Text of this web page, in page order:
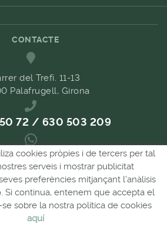
CONTACTE
del Trefí. 11-13
Palafrugell, Girona
72 / 630 503 209
657 489
cookies pròpies i de tercers per tal
serveis i mostrar publicitat
preferències mitjançant l'anàlisis
Si continua, entenem que accepta el
sobre la nostra política de cookies
aquí